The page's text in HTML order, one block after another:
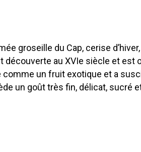
groseille du Cap, cerise
au XVIe siècle et est
un fruit exotique et a
un goût très fin, délicat, sucré